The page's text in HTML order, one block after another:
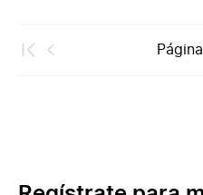
Página